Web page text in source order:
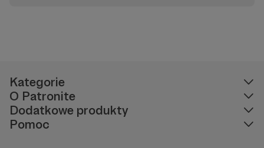
Kategorie
O Patronite
Dodatkowe produkty
Pomoc